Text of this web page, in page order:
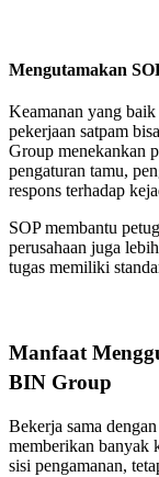
Mengutamakan
Keamanan yang
pekerjaan satpam
Group menekankan
pengaturan tamu,
respons terhadap
SOP membantu
perusahaan juga
tugas memiliki
Manfaat
BIN Group
Bekerja sama
memberikan banyak
sisi pengamanan,